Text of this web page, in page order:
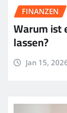
FINANZEN
Warum ist
lassen?
Jan 15,